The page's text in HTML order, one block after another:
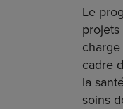
Le
cadre
la
soins